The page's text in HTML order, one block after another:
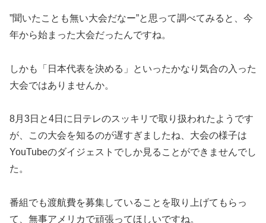
”聞いたことも無い大会だなー”と思って調べてみると、今
年から始まった大会だったんですね。
しかも「日本代表を決める」といったかなり気合の入った
大会ではありませんか。
8月3日と4日に日テレのスッキリで取り扱われたようです
が、この大会を知るのが遅すぎましたね、大会の様子は
YouTubeのダイジェストでしか見ることができませんでし
た。
番組でも渡航費を募集していることを取り上げてもらっ
て、無事アメリカで頑張ってほしいですね。